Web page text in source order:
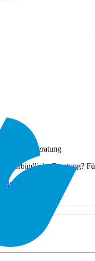
für eine Beratung
Beratung?